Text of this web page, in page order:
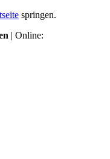
springen.
| Online: